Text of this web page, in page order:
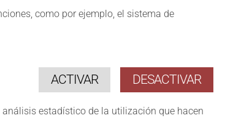
como por ejemplo, el sistema de
ACTIVAR DESACTIVAR
estadístico de la utilización que hacen